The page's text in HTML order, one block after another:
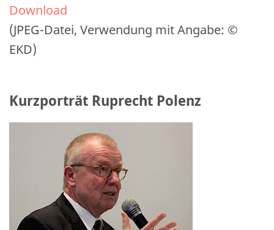
Download
(JPEG-Datei, Verwendung mit Angabe: ©
EKD)
Kurzporträt Ruprecht Polenz